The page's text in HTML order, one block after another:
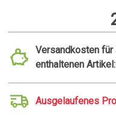
Versandkosten
enthaltenen
Ausgelaufenes